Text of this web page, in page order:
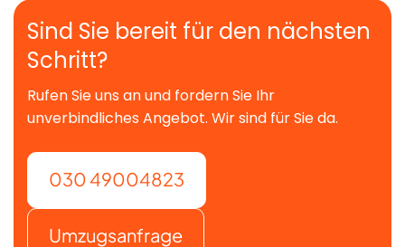
Sind Sie bereit für den nächsten
Schritt?
Rufen Sie uns an und fordern Sie Ihr
unverbindliches Angebot. Wir sind für Sie da.
030 49004823
Umzugsanfrage